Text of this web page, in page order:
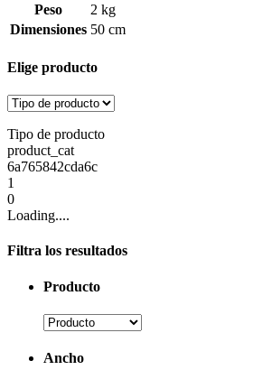
Peso
2 kg
Dimensiones 50 cm
Elige producto
Tipo de producto
product_cat
6a765842cda6c
1
0
Loading....
Filtra los resultados
Producto
Ancho